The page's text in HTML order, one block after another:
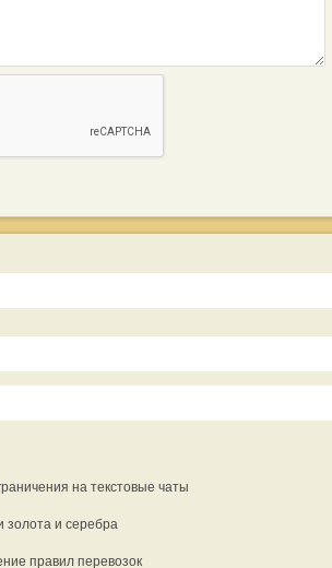
на текстовые чаты
золота и серебра
правил перевозок